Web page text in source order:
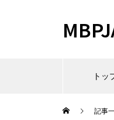
トッ
記事